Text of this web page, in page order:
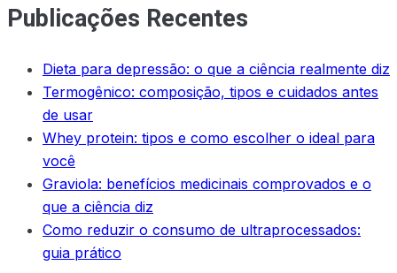
Publicações Recentes
Dieta para depressão: o que a ciência realmente diz
Termogênico: composição, tipos e cuidados antes
de usar
Whey protein: tipos e como escolher o ideal para
você
Graviola: benefícios medicinais comprovados e o
que a ciência diz
Como reduzir o consumo de ultraprocessados:
guia prático